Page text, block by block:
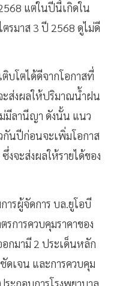
แต่ในปีนี้เกิดใน
รมาส 3 ปี 2568 ดูไม่ดี
บโตได้ดีจากโอกาสที่
ส่งผลให้ปริมาณน้ำฝน
มีลานีญา ดังนั้น แนว
นปีก่อนจะเพิ่มโอกาส
จะส่งผลให้รายได้ของ
ารผู้จัดการ บล.ยูโอบี
รการควบคุมราคาของ
อกมามี 2 ประเด็นหลัก
ดเจน และการควบคุม